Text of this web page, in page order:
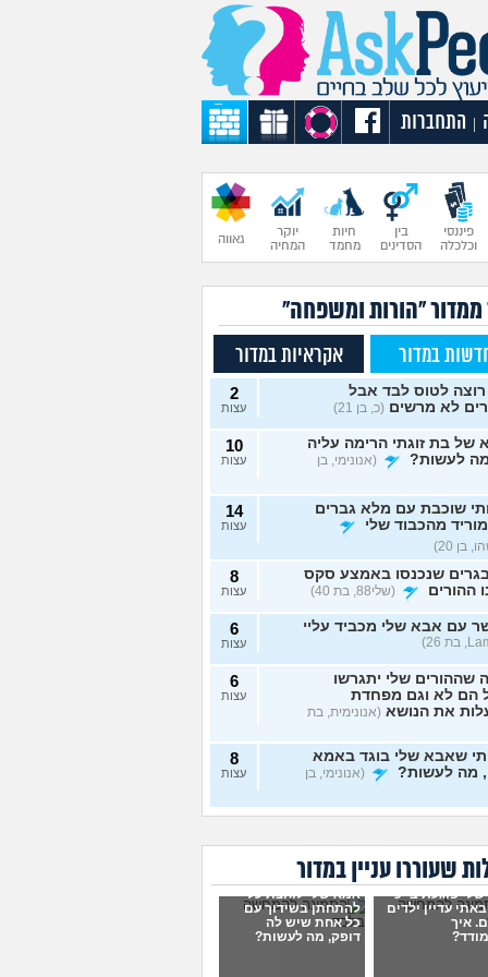
התחברות
פיננסי
וכלכלה
בין
הסדינים
חיות
מחמד
יוקר
המחיה
גאווה
ממדור "הורות ומשפחה"
במדור אקראיות במדור
רוצה לטוס לבד אבל
לא מרשים (כ, בן 21)
2
עצות
של בת זוגתי הרימה עליה
מה לעשות?
(אנונימי, בן
10
עצות
שוכבת עם מלא גברים
מוריד מהכבוד שלי
בן 20)
14
עצות
שנכנסו באמצע סקס
ההורים
(שלי88, בת 40)
8
עצות
עם אבא שלי מכביד עליי 6
עצות
שההורים שלי יתגרשו
הם לא וגם מפחדת
את הנושא (אנונימית, בת
6
עצות
שאבא שלי בוגד באמא
מה לעשות?
(אנונימי, בן
8
עצות
חושדת שאח שלי עומד
מה שאני מרגיש זה הגיוני
(לירון, בן 31)
8
עצות
שחוזר על עצמו ילדים
שעוררו עניין במדור
פוגעת בי כי
עדיין ילדים
איך
אמא שלי לוחצת עליי
להתחתן בשידוך עם
כל אחת שיש לה
דופק, מה לעשות?